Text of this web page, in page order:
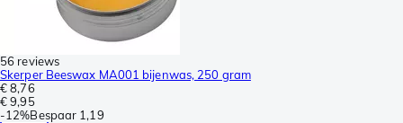
56 reviews
Skerper Beeswax MA001 bijenwas, 250 gram
€ 8,76
€ 9,95
-12%Bespaar 1,19